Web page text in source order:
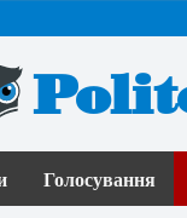
Голосування